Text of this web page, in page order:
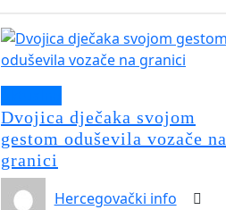
Dvojica dječaka svojom
gestom oduševila vozače na
granici
Hercegovački info